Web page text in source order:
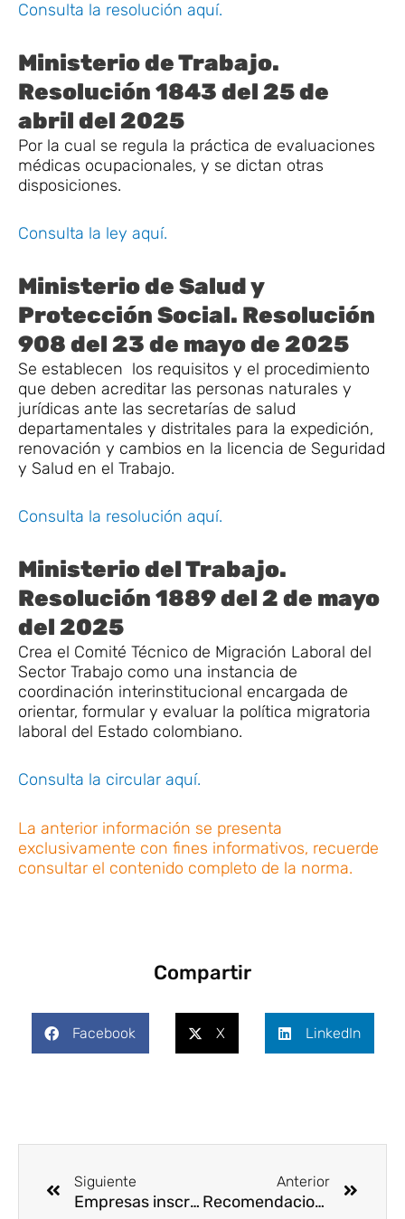
Consulta la resolución aquí.
Ministerio de Trabajo.
Resolución 1843 del 25 de
abril del 2025
Por la cual se regula la práctica de evaluaciones
médicas ocupacionales, y se dictan otras
disposiciones.
Consulta la ley aquí.
Ministerio de Salud y
Protección Social. Resolución
908 del 23 de mayo de 2025
Se establecen los requisitos y el procedimiento
que deben acreditar las personas naturales y
jurídicas ante las secretarías de salud
departamentales y distritales para la expedición,
renovación y cambios en la licencia de Seguridad
y Salud en el Trabajo.
Consulta la resolución aquí.
Ministerio del Trabajo.
Resolución 1889 del 2 de mayo
del 2025
Crea el Comité Técnico de Migración Laboral del
Sector Trabajo como una instancia de
coordinación interinstitucional encargada de
orientar, formular y evaluar la política migratoria
laboral del Estado colombiano.
Consulta la circular aquí.
La anterior información se presenta
exclusivamente con fines informativos, recuerde
consultar el contenido completo de la norma.
Compartir
Facebook X LinkedIn
Siguiente
Empresas inscritas al RUC® en mayo 2025
Anterior
Recomendaciones clave para evitar caer en fraudes telefónicos